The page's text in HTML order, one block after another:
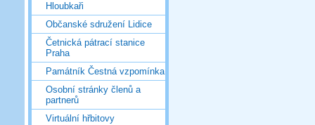
Hloubkaři
Občanské sdružení Lidice
Četnická pátrací stanice
Praha
Památník Čestná vzpomínka
Osobní stránky členů a
partnerů
Virtuální hřbitovy